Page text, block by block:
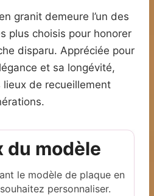
granit demeure l’un des
plus choisis pour honorer
disparu. Appréciée pour
et sa longévité,
lieux de recueillement
du modèle
le modèle de plaque en
personnaliser.